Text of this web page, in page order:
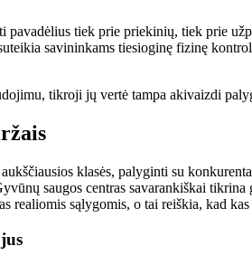
tiek prie priekinių, tiek prie
savininkams tiesioginę fizinę
tikroji jų vertė tampa akivaizdi
klasės, palyginti su
saugos centras savarankiškai
realiomis sąlygomis, o tai reiškia, kad